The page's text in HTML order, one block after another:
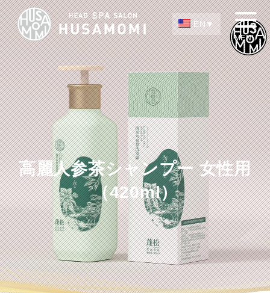
EN
高麗人参茶シャンプー 女性用
（420ml）